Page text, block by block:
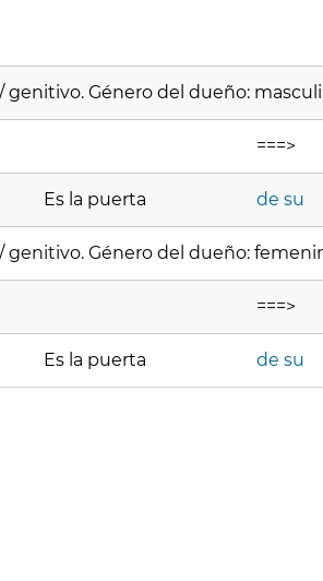
genitivo. Género del dueño:
===>
Es la puerta de su
genitivo. Género del dueño:
===>
Es la puerta de su